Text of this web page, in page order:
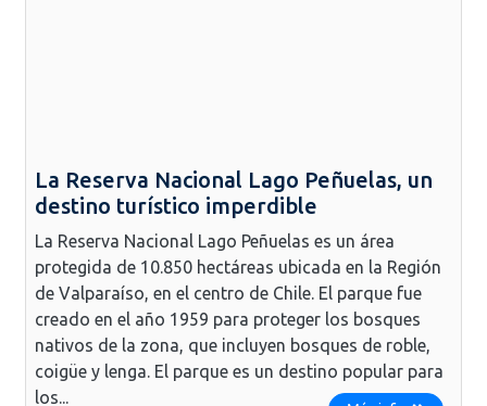
La Reserva Nacional Lago Peñuelas, un
destino turístico imperdible
La Reserva Nacional Lago Peñuelas es un área
protegida de 10.850 hectáreas ubicada en la Región
de Valparaíso, en el centro de Chile. El parque fue
creado en el año 1959 para proteger los bosques
nativos de la zona, que incluyen bosques de roble,
coigüe y lenga. El parque es un destino popular para
los...